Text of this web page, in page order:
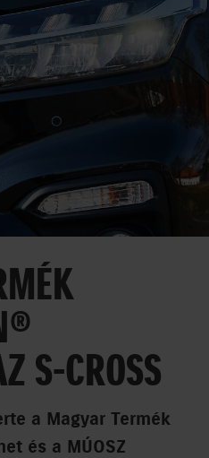
S-CROSS
a Magyar Termék
és a MÚOSZ